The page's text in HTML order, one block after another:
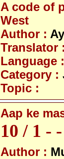
A code of
West
Author :
Translator :
Language :
Category :
Topic :
Aap ke
10
Author :